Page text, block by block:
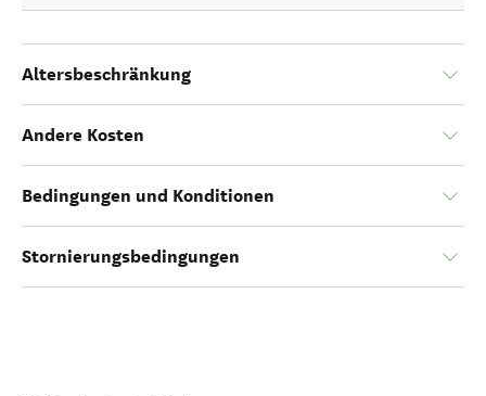
Altersbeschränkung
Andere Kosten
Bedingungen und Konditionen
Stornierungsbedingungen